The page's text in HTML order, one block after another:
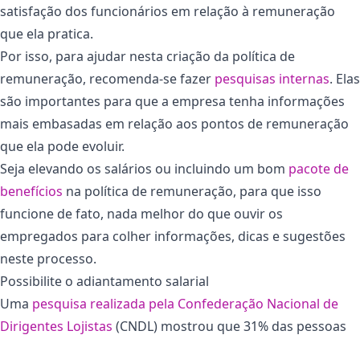
satisfação dos funcionários em relação à remuneração
que ela pratica.
Por isso, para ajudar nesta criação da política de
remuneração, recomenda-se fazer pesquisas internas. Elas
são importantes para que a empresa tenha informações
mais embasadas em relação aos pontos de remuneração
que ela pode evoluir.
Seja elevando os salários ou incluindo um bom pacote de
benefícios na política de remuneração, para que isso
funcione de fato, nada melhor do que ouvir os
empregados para colher informações, dicas e sugestões
neste processo.
Possibilite o adiantamento salarial
Uma pesquisa realizada pela Confederação Nacional de
Dirigentes Lojistas (CNDL) mostrou que 31% das pessoas